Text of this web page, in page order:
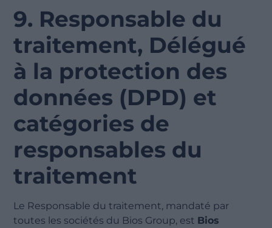
9. Responsable du
traitement, Délégué
à la protection des
données (DPD) et
catégories de
responsables du
traitement
Le Responsable du traitement, mandaté par
toutes les sociétés du Bios Group, est Bios